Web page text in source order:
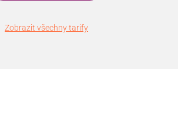
Zobrazit všechny tarify